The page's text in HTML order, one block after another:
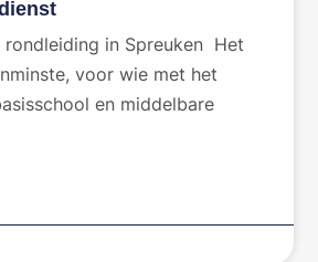
rondleiding in Spreuken Het
voor wie met het
en middelbare